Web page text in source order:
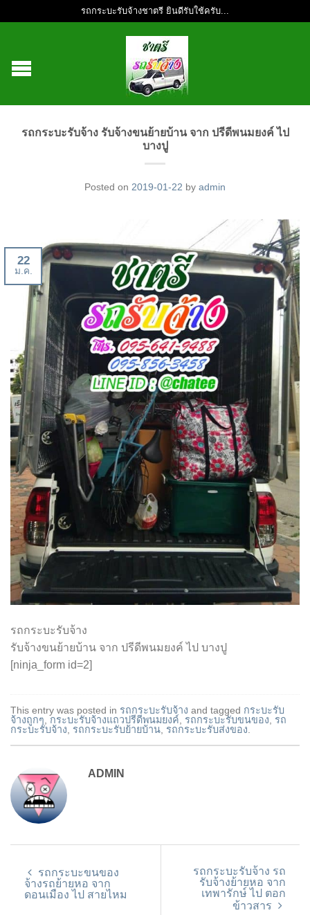
รถกระบะรับจ้างชาตรี ยินดีรับใช้ครับ...
รถกระบะรับจ้าง รับจ้างขนย้ายบ้าน จาก ปรีดีพนมยงค์ ไป
บางปู
Posted on 2019-01-22 by admin
22
ม.ค.
รถกระบะรับจ้าง
รับจ้างขนย้ายบ้าน จาก ปรีดีพนมยงค์ ไป บางปู
[ninja_form id=2]
This entry was posted in รถกระบะรับจ้าง and tagged กระบะรับ
จ้างถูกๆ, กระบะรับจ้างแถวปรีดีพนมยงค์, รถกระบะรับขนของ, รถ
กระบะรับจ้าง, รถกระบะรับย้ายบ้าน, รถกระบะรับส่งของ.
ADMIN
รถกระบะขนของ
จ้างรถย้ายหอ จาก
ดอนเมือง ไป สายไหม
รถกระบะรับจ้าง รถ
รับจ้างย้ายหอ จาก
เทพารักษ์ ไป ตอก
ข้าวสาร